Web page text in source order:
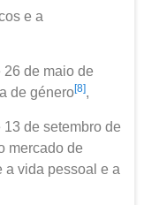
e a
26 de maio de
de género[8],
de setembro de
mercado de
a vida pessoal e a